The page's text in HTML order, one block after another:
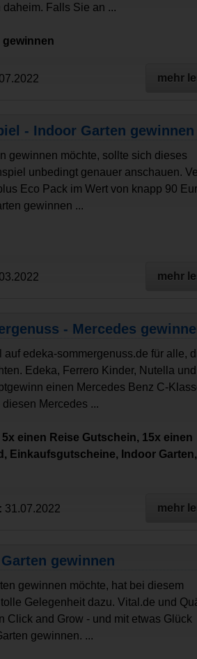
Falls Sie an ...
gewinnen
mehr
- Indoor Garten gewinnen
gewinnen möchte, sollte sich dieses
unbedingt genauer anschauen.
Eco Pack im Wert von knapp 90
gewinnen ...
mehr
- Mercedes
edeka-sommergenuss.de für alle,
Edeka, Ferrero Kinder, Nutella und
einen Mercedes Benz C-
Mercedes ...
einen Reise Gutschein, 15x einen
Einkaufsgutscheine, Indoor Garten,
31.07.2022 mehr
gewinnen
gewinnen möchte, hat bei diesem
Gelegenheit dazu. Vital.de und
Click and Grow - und mit etwas Glück
gewinnen. ...